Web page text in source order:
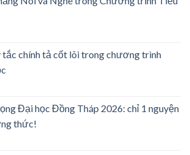
tắc chính tả cốt lõi trong chương trình
Đại học Đồng Tháp 2026: chỉ 1 nguyện
thức!